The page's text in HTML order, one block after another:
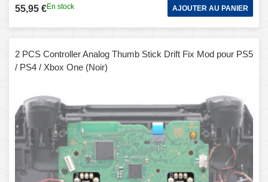
55,95 €En stock AJOUTER AU PANIER
2 PCS Controller Analog Thumb Stick Drift Fix Mod pour PS5
/ PS4 / Xbox One (Noir)